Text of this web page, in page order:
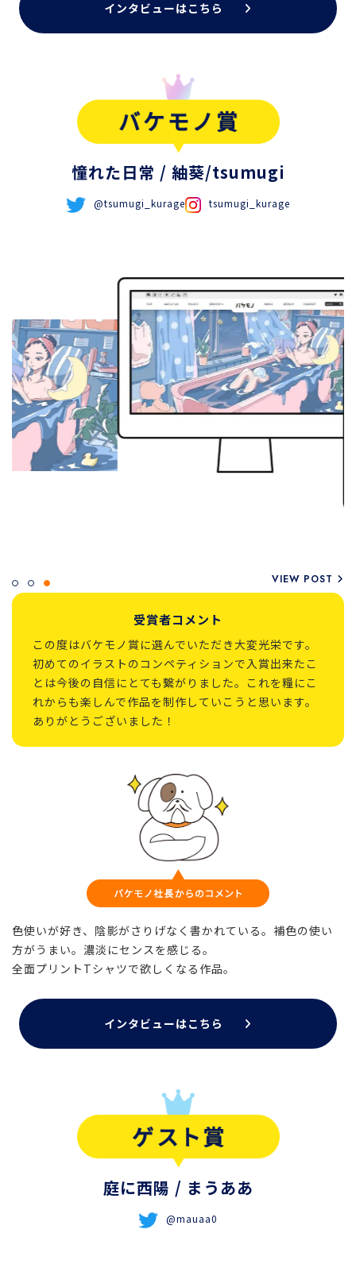
インタビューはこちら
憧れた日常 / 紬葵/tsumugi
@tsumugi_kurage tsumugi_kurage
VIEW POST
受賞者コメント
この度はバケモノ賞に選んでいただき大変光栄です。
初めてのイラストのコンペティションで入賞出来たこ
とは今後の自信にとても繋がりました。これを糧にこ
れからも楽しんで作品を制作していこうと思います。
ありがとうございました！
色使いが好き、陰影がさりげなく書かれている。補色の使い
方がうまい。濃淡にセンスを感じる。
全面プリントTシャツで欲しくなる作品。
インタビューはこちら
庭に西陽 / まうああ
@mauaa0